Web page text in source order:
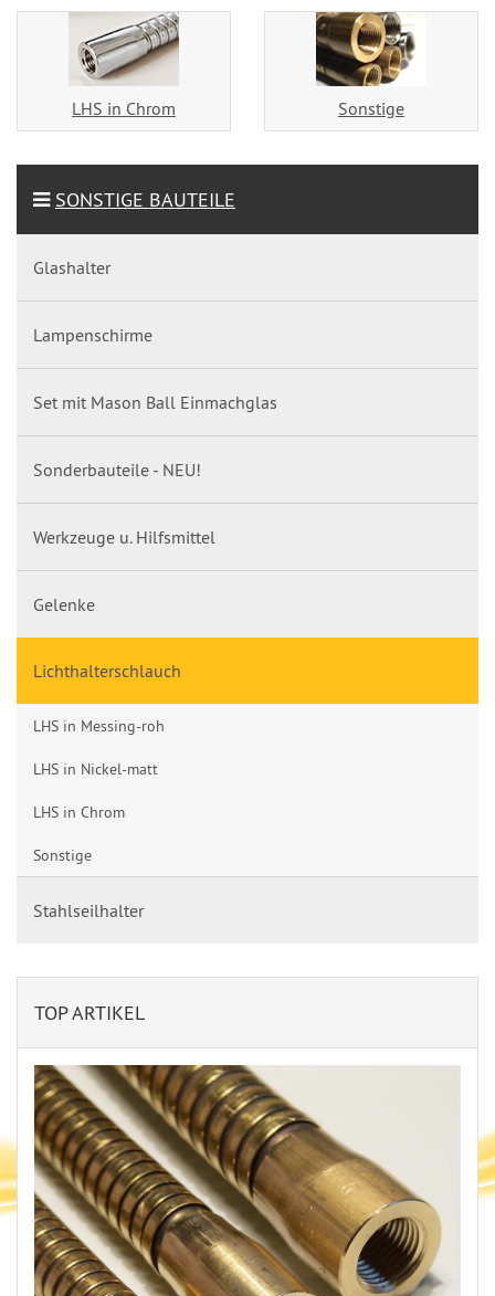
LHS in Chrom Sonstige
SONSTIGE BAUTEILE
Glashalter
Lampenschirme
Set mit Mason Ball Einmachglas
Sonderbauteile - NEU!
Werkzeuge u. Hilfsmittel
Gelenke
Lichthalterschlauch
LHS in Messing-roh
LHS in Nickel-matt
LHS in Chrom
Sonstige
Stahlseilhalter
TOP ARTIKEL